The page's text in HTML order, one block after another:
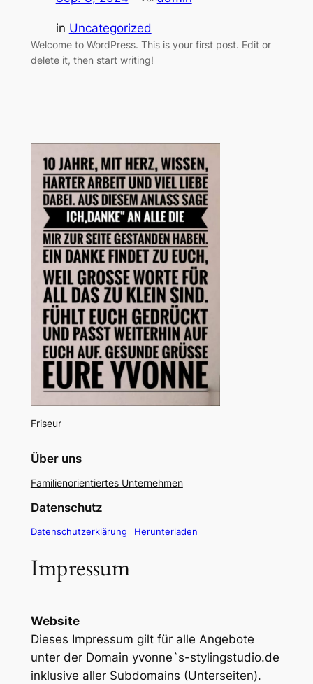
in Uncategorized
Welcome to WordPress. This is your first post. Edit or
delete it, then start writing!
Friseur
Über uns
Familienorientiertes Unternehmen
Datenschutz
Datenschutzerklärung Herunterladen
Impressum
Website
Dieses Impressum gilt für alle Angebote
unter der Domain yvonne`s-stylingstudio.de
inklusive aller Subdomains (Unterseiten).